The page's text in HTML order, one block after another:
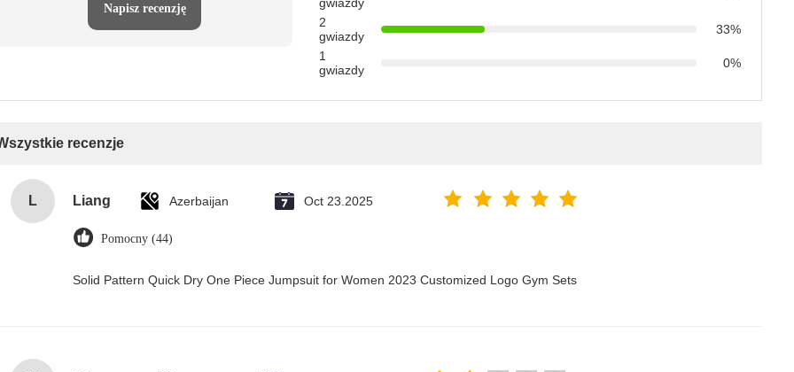
Napisz recenzję
2
gwiazdy
33%
1
gwiazdy
0%
recenzje
L Liang Azerbaijan Oct 23.2025
Pomocny (44)
Solid Pattern Quick Dry One Piece Jumpsuit for Women 2023 Customized Logo Gym Sets